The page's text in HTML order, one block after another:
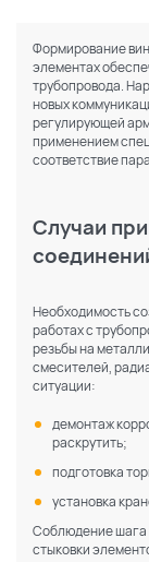
Формирование
элементах
трубопровода.
новых
регулирующей
применением
соответствие
Случаи
Необходимость
работах с
резьбы на
смесителей,
ситуации:
демонтаж
раскрутить;
подготовка
установка
Соблюдение шага
стыковки